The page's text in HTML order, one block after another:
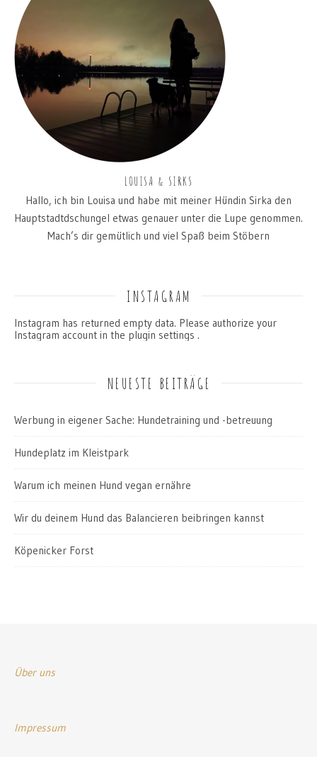
LOUISA & SIRKS
Hallo, ich bin Louisa und habe mit meiner Hündin Sirka den
Hauptstadtdschungel etwas genauer unter die Lupe genommen.
Mach’s dir gemütlich und viel Spaß beim Stöbern
INSTAGRAM
Instagram has returned empty data. Please authorize your
Instagram account in the plugin settings .
NEUESTE BEITRÄGE
Werbung in eigener Sache: Hundetraining und -betreuung
Hundeplatz im Kleistpark
Warum ich meinen Hund vegan ernähre
Wir du deinem Hund das Balancieren beibringen kannst
Köpenicker Forst
Über uns
Impressum